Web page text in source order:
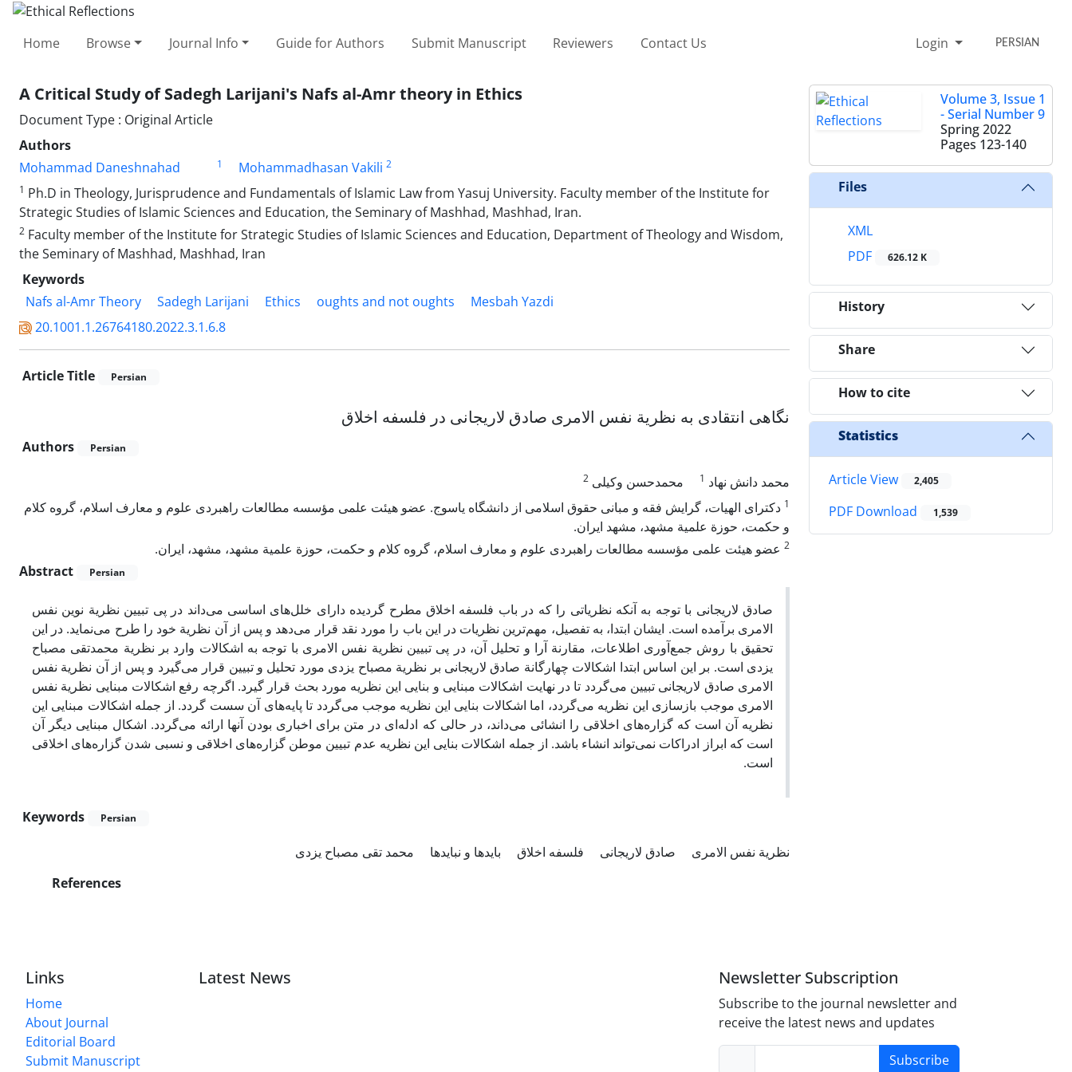
Home Browse Journal Info Guide for Authors Submit Manuscript Reviewers Contact Us Login PERSIAN
A Critical Study of Sadegh Larijani's Nafs al-Amr theory in Ethics
Document Type : Original Article
Authors
Mohammad Daneshnahad
1 Mohammadhasan Vakili 2
1 Ph.D in Theology, Jurisprudence and Fundamentals of Islamic Law from Yasuj University. Faculty member of the Institute for
Strategic Studies of Islamic Sciences and Education, the Seminary of Mashhad, Mashhad, Iran.
2 Faculty member of the Institute for Strategic Studies of Islamic Sciences and Education, Department of Theology and Wisdom,
the Seminary of Mashhad, Mashhad, Iran
Keywords
Nafs al-Amr Theory
Sadegh Larijani Ethics oughts and not oughts
Mesbah Yazdi
20.1001.1.26764180.2022.3.1.6.8
Article Title Persian
نگاهی انتقادی به نظریة نفس الامری صادق لاریجانی در فلسفه اخلاق
Authors Persian
محمد دانش نهاد 1 محمدحسن وکیلی 2
1 دکترای الهیات، گرایش فقه و مبانی حقوق اسلامی از دانشگاه یاسوج. عضو هیئت علمی مؤسسه مطالعات راهبردی علوم و معارف اسلام، گروه کلام
و حکمت، حوزة علمیة مشهد، مشهد ایران.
2 عضو هیئت علمی مؤسسه مطالعات راهبردی علوم و معارف اسلام، گروه کلام و حکمت، حوزة علمیة مشهد، مشهد، ایران.
Abstract
Persian
صادق لاریجانی با توجه به آنکه نظریاتی را که در باب فلسفه اخلاق مطرح گردیده دارای خلل‌های اساسی می‌داند در پی تبیین نظریة‌ نوین نفس
الامری برآمده است. ایشان ابتدا، به تفصیل، مهم‌ترین نظریات در این باب را مورد نقد قرار می‌دهد و پس از آن نظریة خود را طرح می‌نماید. در این
تحقیق با روش جمع‌آوری اطلاعات، مقارنة آرا و تحلیل آن، در پی تبیین نظریة نفس الامری با توجه به اشکالات وارد بر نظریة محمدتقی مصباح
یزدی است. بر این اساس ابتدا اشکالات چهارگانة صادق لاریجانی بر نظریة مصباح یزدی مورد تحلیل و تبیین قرار می‌گیرد و پس از آن نظریة نفس
الامری صادق لاریجانی تبیین می‌گردد تا در نهایت اشکالات مبنایی و بنایی این نظریه مورد بحث قرار گیرد. اگرچه رفع اشکالات مبنایی نظریة نفس
الامری موجب بازسازی این نظریه می‌گردد، اما اشکالات بنایی این نظریه موجب می‌گردد تا پایه‌های آن سست گردد. از جمله اشکالات مبنایی این
نظریه آن است که گزاره‌های اخلاقی را انشائی می‌داند، در حالی که ادله‌ای در متن برای اخباری بودن آنها ارائه می‌گردد. اشکال مبنایی دیگر آن
است که ابراز ادراکات نمی‌تواند انشاء باشد. از جمله اشکالات بنایی این نظریه عدم تبیین موطن گزاره‌های اخلاقی و نسبی شدن گزاره‌های اخلاقی
است.
Keywords Persian
نظریة نفس الامری صادق لاریجانی فلسفه اخلاق بایدها و نبایدها
محمد تقی مصباح یزدی
References
Volume 3, Issue 1
- Serial Number 9
Spring 2022
Pages 123-140
Files
XML
PDF
626.12 K
History
Share
How to cite
Statistics
Article View 2,405
PDF Download 1,539
Links
Home
About Journal
Editorial Board
Submit Manuscript
Latest News Newsletter Subscription
Subscribe to the journal newsletter and
receive the latest news and updates
Subscribe